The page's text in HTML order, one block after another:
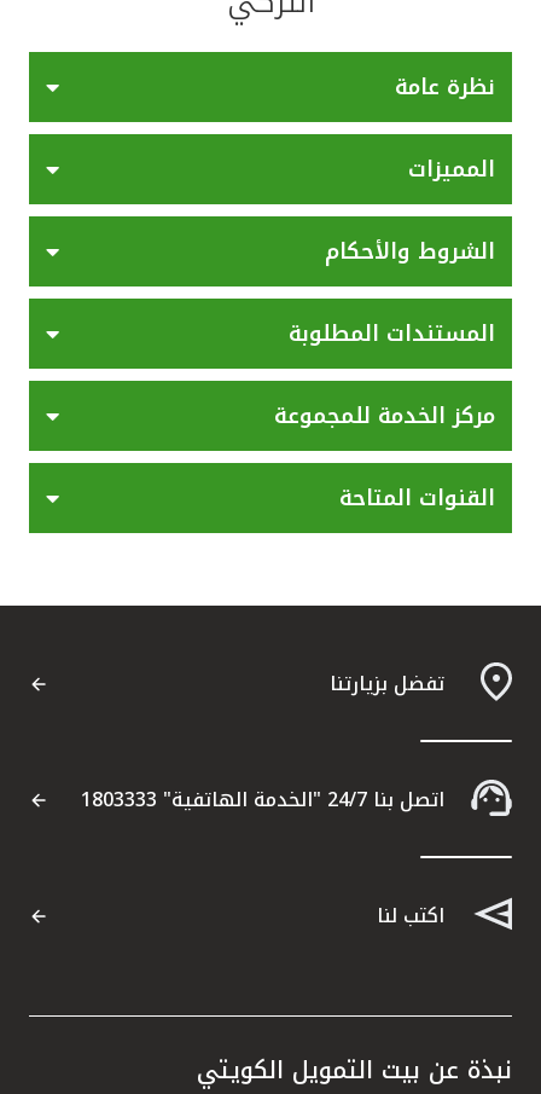
خدمات ما بعد البيع
اتصل بنا
مواقع الفروع وأجهزة الصرف الآلي
ألمانيا
ماليزيا
تركيا
مصر
المملكة المتحدة
مملكة البحرين
نظرة عامة
المميزات
الشروط والأحكام
المستندات المطلوبة
مركز الخدمة للمجموعة
القنوات المتاحة
تفضل بزيارتنا
اتصل بنا 24/7 "الخدمة الهاتفية" 1803333
اكتب لنا
نبذة عن بيت التمويل الكويتي